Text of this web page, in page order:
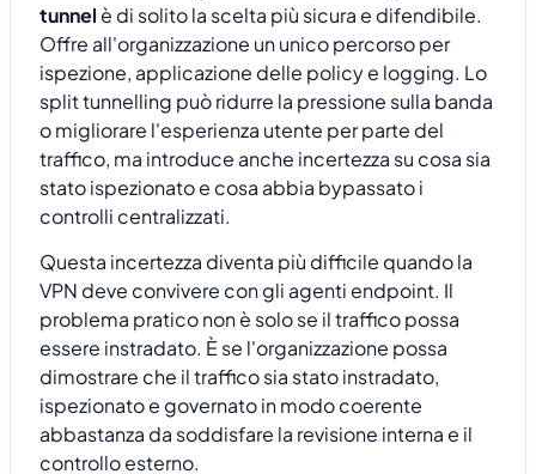
tunnel è di solito la scelta più sicura e difendibile.
Offre all'organizzazione un unico percorso per
ispezione, applicazione delle policy e logging. Lo
split tunnelling può ridurre la pressione sulla banda
o migliorare l'esperienza utente per parte del
traffico, ma introduce anche incertezza su cosa sia
stato ispezionato e cosa abbia bypassato i
controlli centralizzati.
Questa incertezza diventa più difficile quando la
VPN deve convivere con gli agenti endpoint. Il
problema pratico non è solo se il traffico possa
essere instradato. È se l'organizzazione possa
dimostrare che il traffico sia stato instradato,
ispezionato e governato in modo coerente
abbastanza da soddisfare la revisione interna e il
controllo esterno.